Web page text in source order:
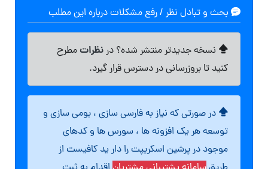
بحث و تبادل نظر / رفع مشکلات درباره این مطلب
نسخه جدیدتر منتشر شده؟ درنظراتمطرح
کنید تا بروزرسانی در دسترس قرار گیرد.
در صورتی که نیاز به فارسی سازی ، بومی سازی و
توسعه هر یک افزونه ها ، سورس ها و کدهای
موجود در پرشین اسکریپت را دار ید کافیست از